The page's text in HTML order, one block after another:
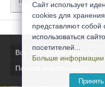
Все последние новости
Полная версия сайта
Сайт использует
cookies для
представляют
использоваться
посетителей...
Больше информации
Принять